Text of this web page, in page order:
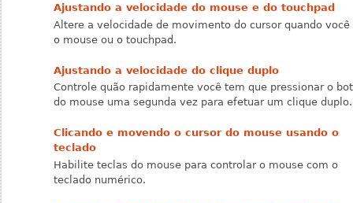
Ajustando a velocidade do mouse e do touchpad
Altere a velocidade de movimento do cursor quando você
o mouse ou o touchpad.
Ajustando a velocidade do clique duplo
Controle quão rapidamente você tem que pressionar o
do mouse uma segunda vez para efetuar um clique duplo.
Clicando e movendo o cursor do mouse usando o
teclado
Habilite teclas do mouse para controlar o mouse com o
teclado numérico.